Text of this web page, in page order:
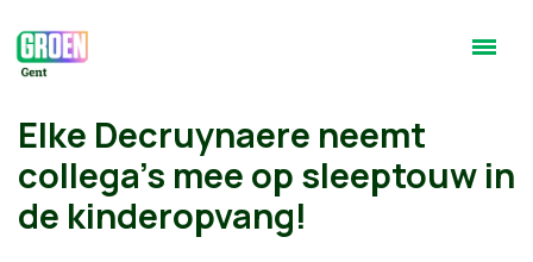
Elke Decruynaere neemt
collega's mee op sleeptouw in
de kinderopvang!